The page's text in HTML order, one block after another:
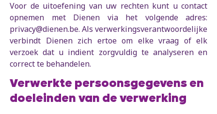
Voor de uitoefening van uw rechten kunt u contact
opnemen met Dienen via het volgende adres:
privacy@dienen.be. Als verwerkingsverantwoordelijke
verbindt Dienen zich ertoe om elke vraag of elk
verzoek dat u indient zorgvuldig te analyseren en
correct te behandelen.
Verwerkte persoonsgegevens en
doeleinden van de verwerking